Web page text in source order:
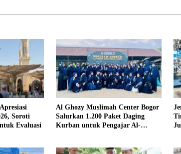
Soroti
Evaluasi
Al Ghozy Muslimah Center Bogor
Salurkan 1.200 Paket Daging
Kurban untuk Pengajar Al-